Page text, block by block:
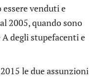
venduti e
2005, quando sono
degli stupefacenti e
le due assunzioni